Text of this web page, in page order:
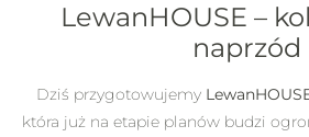
LewanHOUSE –
naprzód
Dziś przygotowujemy
która już na etapie planów budzi